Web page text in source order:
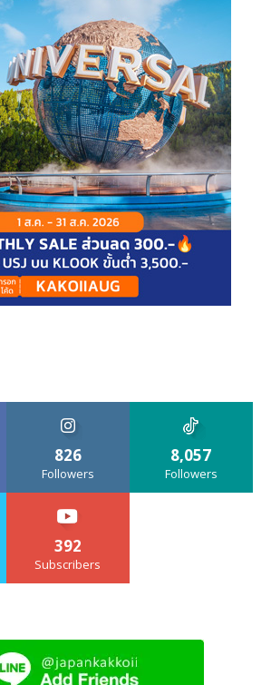
826
Followers
8,057
Followers
392
Subscribers